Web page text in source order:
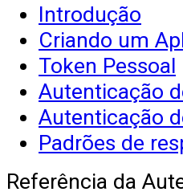
Introdução
Criando um
Token Pessoal
Autenticação
Autenticação
Padrões de
Referência da